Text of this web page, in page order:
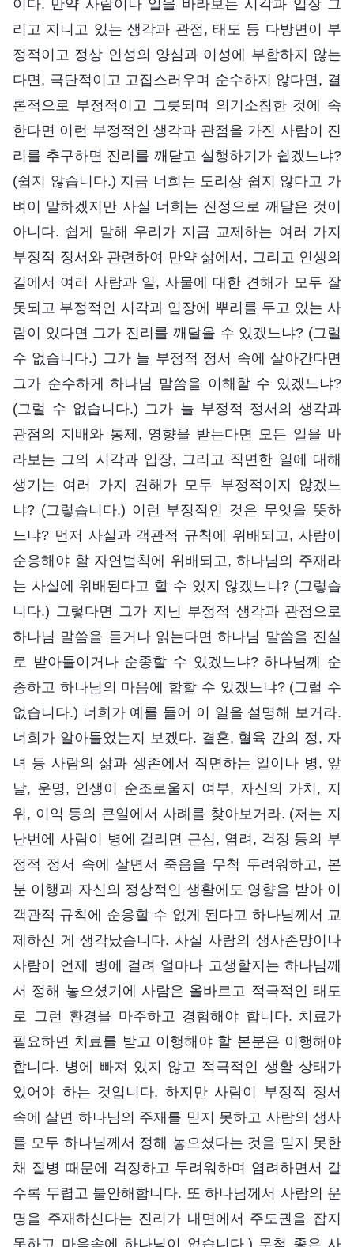
이다. 만약 사람이나 일을 바라보는 시각과 입장 그
리고 지니고 있는 생각과 관점, 태도 등 다방면이 부
정적이고 정상 인성의 양심과 이성에 부합하지 않는
다면, 극단적이고 고집스러우며 순수하지 않다면, 결
론적으로 부정적이고 그릇되며 의기소침한 것에 속
한다면 이런 부정적인 생각과 관점을 가진 사람이 진
리를 추구하면 진리를 깨닫고 실행하기가 쉽겠느냐?
(쉽지 않습니다.) 지금 너희는 도리상 쉽지 않다고 가
벼이 말하겠지만 사실 너희는 진정으로 깨달은 것이
아니다. 쉽게 말해 우리가 지금 교제하는 여러 가지
부정적 정서와 관련하여 만약 삶에서, 그리고 인생의
길에서 여러 사람과 일, 사물에 대한 견해가 모두 잘
못되고 부정적인 시각과 입장에 뿌리를 두고 있는 사
람이 있다면 그가 진리를 깨달을 수 있겠느냐? (그럴
수 없습니다.) 그가 늘 부정적 정서 속에 살아간다면
그가 순수하게 하나님 말씀을 이해할 수 있겠느냐?
(그럴 수 없습니다.) 그가 늘 부정적 정서의 생각과
관점의 지배와 통제, 영향을 받는다면 모든 일을 바
라보는 그의 시각과 입장, 그리고 직면한 일에 대해
생기는 여러 가지 견해가 모두 부정적이지 않겠느
냐? (그렇습니다.) 이런 부정적인 것은 무엇을 뜻하
느냐? 먼저 사실과 객관적 규칙에 위배되고, 사람이
순응해야 할 자연법칙에 위배되고, 하나님의 주재라
는 사실에 위배된다고 할 수 있지 않겠느냐? (그렇습
니다.) 그렇다면 그가 지닌 부정적 생각과 관점으로
하나님 말씀을 듣거나 읽는다면 하나님 말씀을 진실
로 받아들이거나 순종할 수 있겠느냐? 하나님께 순
종하고 하나님의 마음에 합할 수 있겠느냐? (그럴 수
없습니다.) 너희가 예를 들어 이 일을 설명해 보거라.
너희가 알아들었는지 보겠다. 결혼, 혈육 간의 정, 자
녀 등 사람의 삶과 생존에서 직면하는 일이나 병, 앞
날, 운명, 인생이 순조로울지 여부, 자신의 가치, 지
위, 이익 등의 큰일에서 사례를 찾아보거라. (저는 지
난번에 사람이 병에 걸리면 근심, 염려, 걱정 등의 부
정적 정서 속에 살면서 죽음을 무척 두려워하고, 본
분 이행과 자신의 정상적인 생활에도 영향을 받아 이
객관적 규칙에 순응할 수 없게 된다고 하나님께서 교
제하신 게 생각났습니다. 사실 사람의 생사존망이나
사람이 언제 병에 걸려 얼마나 고생할지는 하나님께
서 정해 놓으셨기에 사람은 올바르고 적극적인 태도
로 그런 환경을 마주하고 경험해야 합니다. 치료가
필요하면 치료를 받고 이행해야 할 본분은 이행해야
합니다. 병에 빠져 있지 않고 적극적인 생활 상태가
있어야 하는 것입니다. 하지만 사람이 부정적 정서
속에 살면 하나님의 주재를 믿지 못하고 사람의 생사
를 모두 하나님께서 정해 놓으셨다는 것을 믿지 못한
채 질병 때문에 걱정하고 두려워하며 염려하면서 갈
수록 두렵고 불안해합니다. 또 하나님께서 사람의 운
명을 주재하신다는 진리가 내면에서 주도권을 잡지
못하고 마음속에 하나님이 없습니다.) 무척 좋은 사